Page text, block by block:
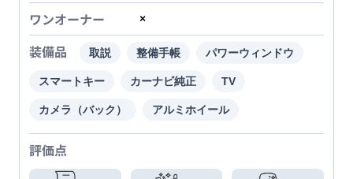
ワンオーナー ×
装備品 取説 整備手帳 パワーウィンドウ
スマートキー カーナビ純正 TV
カメラ（バック） アルミホイール
評価点